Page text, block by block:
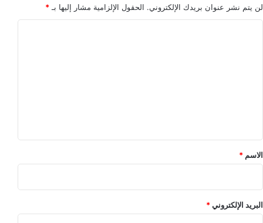
لن يتم نشر عنوان بريدك الإلكتروني. الحقول الإلزامية مشار إليها بـ *
*
الاسم *
البريد الإلكتروني*